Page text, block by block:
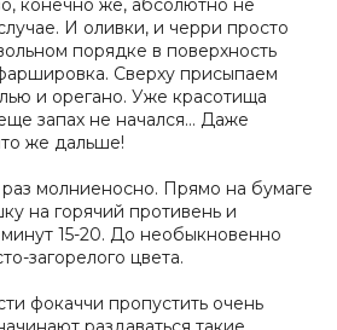
конечно же, абсолютно не
И оливки, и черри просто
порядке в поверхность
Сверху присыпаем
и орегано. Уже красотища
запах не начался… Даже
же дальше!
молниеносно. Прямо на бумаге
на горячий противень и
15-20. До необыкновенно
загорелого цвета.
фокаччи пропустить очень